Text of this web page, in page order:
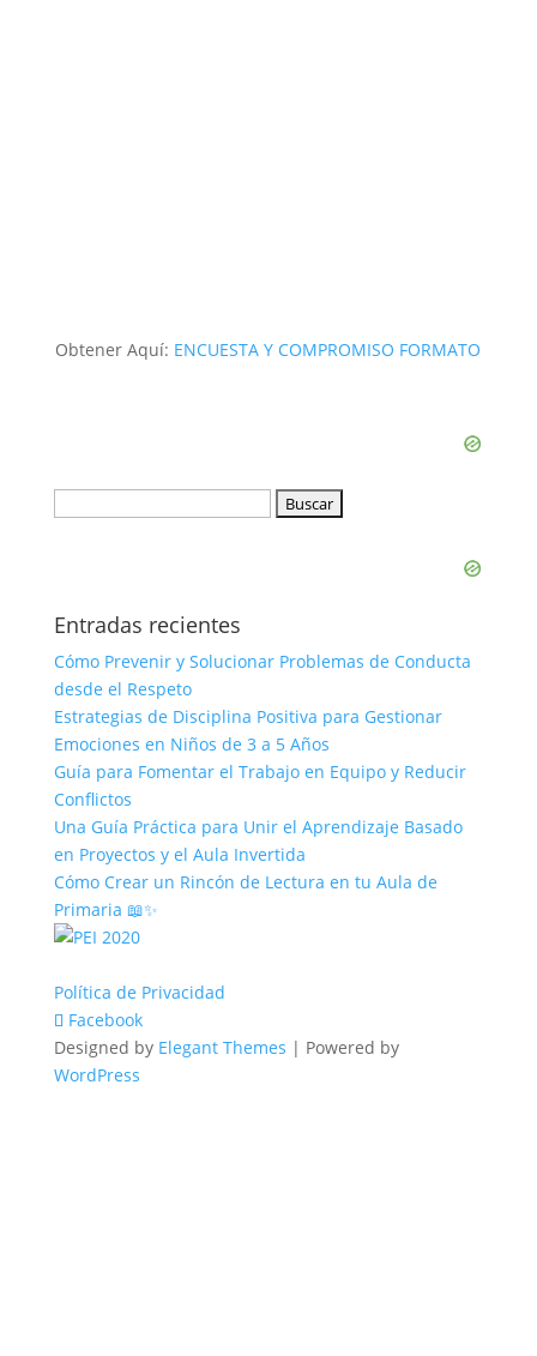
Obtener Aquí: ENCUESTA Y COMPROMISO FORMATO
Entradas recientes
Cómo Prevenir y Solucionar Problemas de Conducta
desde el Respeto
Estrategias de Disciplina Positiva para Gestionar
Emociones en Niños de 3 a 5 Años
Guía para Fomentar el Trabajo en Equipo y Reducir
Conflictos
Una Guía Práctica para Unir el Aprendizaje Basado
en Proyectos y el Aula Invertida
Cómo Crear un Rincón de Lectura en tu Aula de
Primaria 📖✨
Política de Privacidad
Facebook
Designed by Elegant Themes | Powered by
WordPress